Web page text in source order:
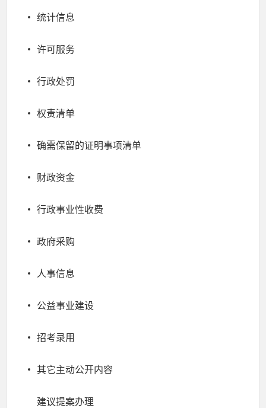
统计信息
许可服务
行政处罚
权责清单
确需保留的证明事项清单
财政资金
行政事业性收费
政府采购
人事信息
公益事业建设
招考录用
其它主动公开内容
建议提案办理